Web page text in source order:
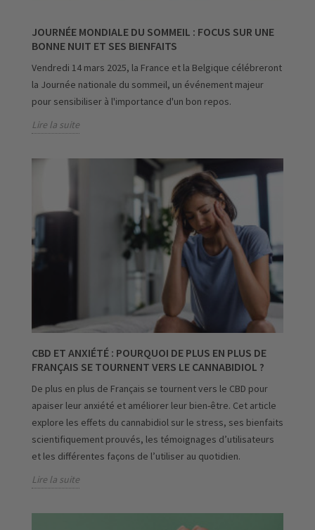
JOURNÉE MONDIALE DU SOMMEIL : FOCUS SUR UNE
BONNE NUIT ET SES BIENFAITS
Vendredi 14 mars 2025, la France et la Belgique célébreront
la Journée nationale du sommeil, un événement majeur
pour sensibiliser à l'importance d'un bon repos.
Lire la suite
CBD ET ANXIÉTÉ : POURQUOI DE PLUS EN PLUS DE
FRANÇAIS SE TOURNENT VERS LE CANNABIDIOL ?
De plus en plus de Français se tournent vers le CBD pour
apaiser leur anxiété et améliorer leur bien-être. Cet article
explore les effets du cannabidiol sur le stress, ses bienfaits
scientifiquement prouvés, les témoignages d’utilisateurs
et les différentes façons de l’utiliser au quotidien.
Lire la suite